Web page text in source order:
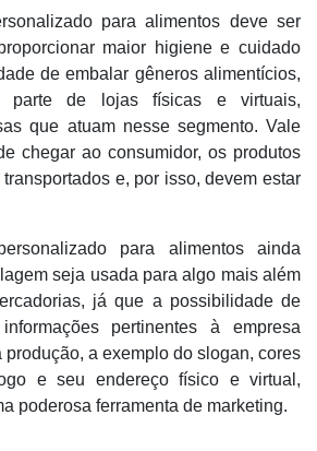
para alimentos deve ser
maior higiene e cuidado
de embalar gêneros alimentícios,
parte de lojas físicas e virtuais,
que atuam nesse segmento. Vale
chegar ao consumidor, os produtos
e, por isso, devem estar
para alimentos ainda
seja usada para algo mais além
já que a possibilidade de
pertinentes à empresa
produção, a exemplo do slogan, cores
e seu endereço físico e virtual,
poderosa ferramenta de marketing.